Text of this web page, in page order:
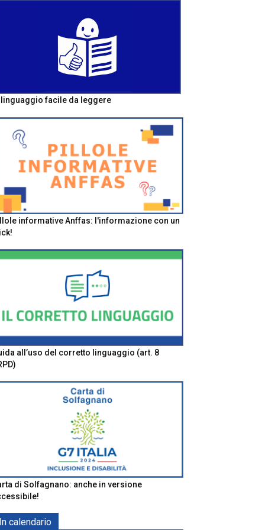
linguaggio facile da leggere
informative Anffas: l'informazione con un
all’uso del corretto linguaggio (art. 8
di Solfagnano: anche in versione
In calendario